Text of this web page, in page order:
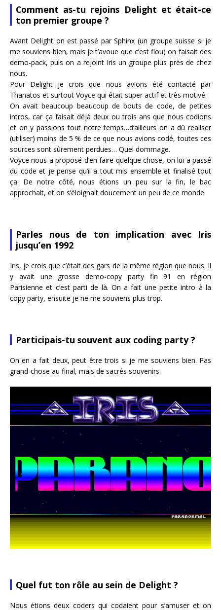
Comment as-tu rejoins Delight et était-ce
ton premier groupe ?
Avant Delight on est passé par Sphinx (un groupe suisse si je
me souviens bien, mais je t’avoue que c’est flou) on faisait des
demo-pack, puis on a rejoint Iris un groupe plus près de chez
nous.
Pour Delight je crois que nous avions été contacté par
Thanatos et surtout Voyce qui était super actif et très motivé.
On avait beaucoup beaucoup de bouts de code, de petites
intros, car ça faisait déjà deux ou trois ans que nous codions
et on y passions tout notre temps…d’ailleurs on a dû realiser
(utiliser) moins de 5 % de ce que nous avions codé, toutes ces
sources sont sûrement perdues… Quel dommage.
Voyce nous a proposé d’en faire quelque chose, on lui a passé
du code et je pense qu’il a tout mis ensemble et finalisé tout
ça. De notre côté, nous étions un peu sur la fin, le bac
approchait, et on s’éloignait doucement un peu de ce monde.
Parles nous de ton implication avec Iris
jusqu’en 1992
Iris, je crois que c’était des gars de la même région que nous. Il
y avait une grosse demo-copy party fin 91 en région
Parisienne et c’est parti de là. On a fait une petite intro à la
copy party, ensuite je ne me souviens plus trop.
Participais-tu souvent aux coding party ?
On en a fait deux, peut être trois si je me souviens bien. Pas
grand-chose au final, mais de sacrés souvenirs.
Quel fut ton rôle au sein de Delight ?
Nous étions deux coders qui codaient pour s’amuser et on